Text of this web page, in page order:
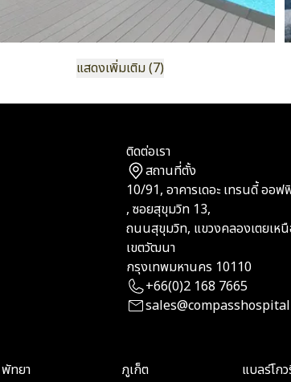
แสดงเพิ่มเติม (7)
ติดต่อเรา
สถานที่ตั้ง
10/91, อาคารเดอะ เทรนดี้ ออ
, ซอยสุขุมวิท 13,
ถนนสุขุมวิท, แขวงคลองเตยเห
เขตวัฒนา
กรุงเทพมหานคร 10110
+66(0)2 168 7665
พัทยา ภูเก็ต แบลร์โก